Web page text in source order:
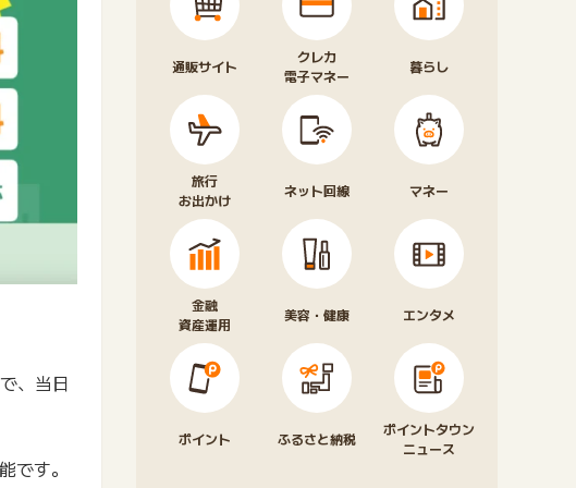
、当日
です。
通販サイト
クレカ
電子マネー
暮らし
旅行
お出かけ
ネット回線 マネー
金融
資産運用
美容・健康 エンタメ
ポイント ふるさと納税
ポイントタウン
ニュース